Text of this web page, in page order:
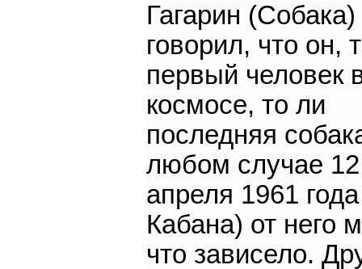
Гагарин (Собака)
говорил, что он,
первый человек
космосе, то ли
последняя
любом случае 12
апреля 1961
Кабана) от него
что зависело.